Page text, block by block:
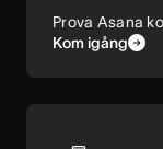
Prova Asana
Kom igång